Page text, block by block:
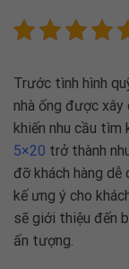
Trước tình hình
nhà ống được xây
khiến nhu cầu tìm
5×20 trở thành
đỡ khách hàng
kế ưng ý cho
sẽ giới thiệu đến
ấn tượng.